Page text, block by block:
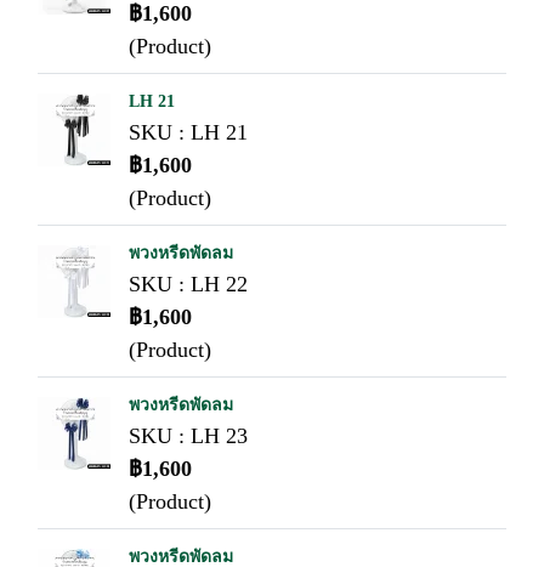
฿1,600
(Product)
LH 21
SKU : LH 21
฿1,600
(Product)
พวงหรีดพัดลม
SKU : LH 22
฿1,600
(Product)
พวงหรีดพัดลม
SKU : LH 23
฿1,600
(Product)
พวงหรีดพัดลม